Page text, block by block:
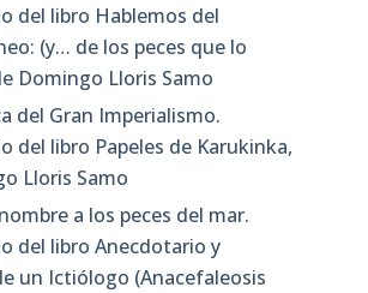
del libro Hablemos del
(y… de los peces que lo
Domingo Lloris Samo
del Gran Imperialismo.
del libro Papeles de Karukinka,
Lloris Samo
a los peces del mar.
del libro Anecdotario y
un Ictiólogo (Anacefaleosis